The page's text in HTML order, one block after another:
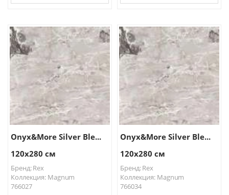
В КОРЗИНУ В КОРЗИНУ
Onyx&More Silver Ble...
120x280 см
Бренд: Rex
Коллекция: Magnum
766027
Onyx&More Silver Ble...
120x280 см
Бренд: Rex
Коллекция: Magnum
766034